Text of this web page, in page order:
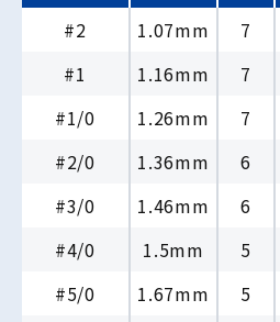
#2
1.07mm 7
#1
1.16mm 7
#1/0
1.26mm 7
#2/0
1.36mm 6
#3/0
1.46mm 6
#4/0
1.5mm 5
#5/0
1.67mm 5